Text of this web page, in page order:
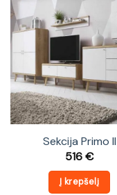
Sekcija Primo II
516€
Į krepšelį